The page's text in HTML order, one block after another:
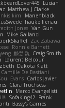
Lucian
Matthew J Clarke
kim
Manenblack
hauke lienau
Jones Van Gun
Mike Galland
Zac Zabawa
Ronnie Barnett
鸝瑩 魏 Craig Smith
Laurent Belcour
Dakota Klatt
Camille De Bastiani
Evans Carlos Javier
Clara Truchsess
Marco Evangelisti
SofaKing42 Frank
Bassy's Games